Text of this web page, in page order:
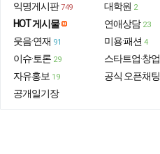
익명게시판 749
HOT 게시물
웃음·연재 91
이슈·토론 29
자유홍보 19
공개일기장
대학원 2
연애상담 23
미용·패션 4
스타트업·창업
공식 오픈채팅